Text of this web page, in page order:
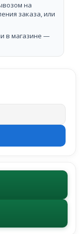
на
заказа, или
в магазине —